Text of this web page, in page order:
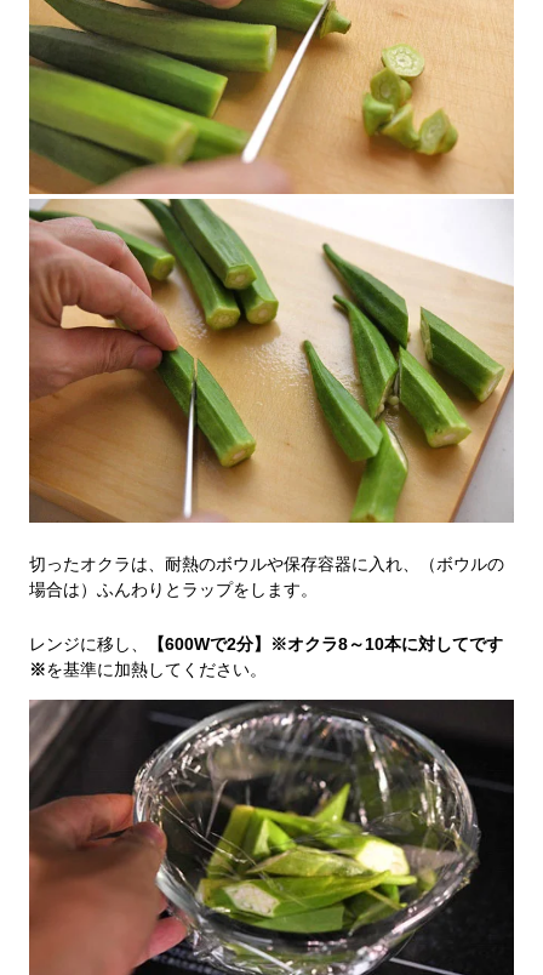
切ったオクラは、耐熱のボウルや保存容器に入れ、（ボウルの
場合は）ふんわりとラップをします。
レンジに移し、
【600Wで2分】※オクラ8～10本に対してです
※を基準に加熱してください。